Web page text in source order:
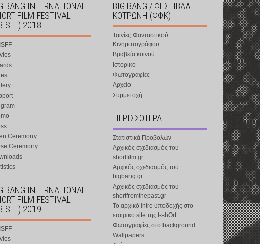
BANG INTERNATIONAL
FILM FESTIVAL
2018
Ceremony
Ceremony
BANG INTERNATIONAL
FILM FESTIVAL
2019
BIG BANG / ΦΕΣΤΙΒΑΛ
ΚΟΤΡΩΝΗ (ΦΦΚ)
Ταινίες Φανταστικού
Κινηματογράφου
Βραβεία κοινού
Ιστορικό
Φωτογραφίες
Αρχείο
Συμμετοχή
ΠΕΡΙΣΣΟΤΕΡΑ
Στατιστικά Προβολών
Αρχικός σχεδιασμός του
shortfilm.gr
Αρχικός σχεδιασμός του
bigbang.gr
Αρχικός σχεδιασμός του
shortfromthepast.gr
Το αρχικό intro υποδοχής στο
εταιρικό site της t-shOrt
Φωτογραφίες στο background
Wallpapers